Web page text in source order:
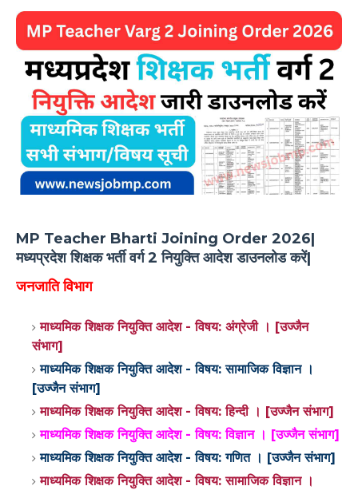
MP Teacher Bharti Joining Order 2026|
मध्यप्रदेश शिक्षक भर्ती वर्ग 2 नियुक्ति आदेश डाउनलोड करें|
जनजाति विभाग
माध्यमिक शिक्षक नियुक्ति आदेश - विषय: अंग्रेजी । [उज्जैन
संभाग]
माध्यमिक शिक्षक नियुक्ति आदेश - विषय: सामाजिक विज्ञान ।
[उज्जैन संभाग]
माध्यमिक शिक्षक नियुक्ति आदेश - विषय: हिन्दी । [उज्जैन संभाग]
माध्यमिक शिक्षक नियुक्ति आदेश - विषय: विज्ञान । [उज्जैन संभाग]
माध्यमिक शिक्षक नियुक्ति आदेश - विषय: गणित । [उज्जैन संभाग]
माध्यमिक शिक्षक नियुक्ति आदेश - विषय: सामाजिक विज्ञान ।